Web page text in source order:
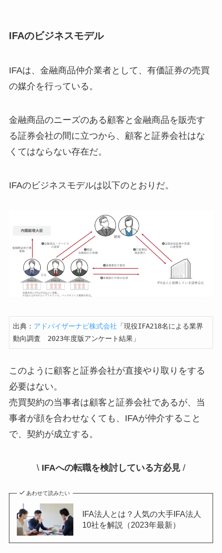
IFAのビジネスモデル
IFAは、金融商品仲介業者として、有価証券の売買
の媒介を行っている。
金融商品のニーズのある顧客と金融商品を販売す
る証券会社の間に立つから、顧客と証券会社はな
くてはならない存在だ。
IFAのビジネスモデルは以下のとおりだ。
出典： アドバイザーナビ株式会社 「現役IFA218名による業界
動向調査　2023年度版アンケート結果」
このように顧客と証券会社が直接やり取りをする
必要はない。
売買契約の当事者は顧客と証券会社であるが、当
事者が顔を合わせなくても、IFAが仲介すること
で、契約が成立する。
\ IFAへの転職を検討している方必見 /
あわせて読みたい
IFA法人とは？人気の大手IFA法人
10社を解説（2023年最新）